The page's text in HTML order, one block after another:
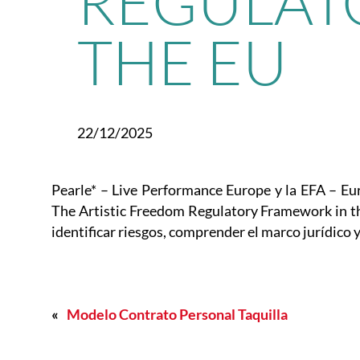
THE EU
22/12/2025
Pearle* – Live Performance Europe y la EFA –
The Artistic Freedom Regulatory Framework in
identificar riesgos, comprender el marco jurídico
« Modelo Contrato Personal Taquilla